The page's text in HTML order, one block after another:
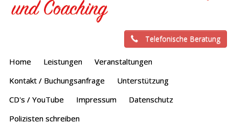
Telefonische Beratung
Home Leistungen
Veranstaltungen
Kontakt / Buchungsanfrage
Unterstützung
CD's / YouTube
Impressum
Datenschutz
Polizisten schreiben